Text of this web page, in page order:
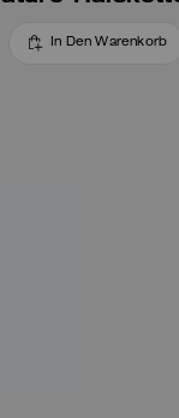
In Den Warenkorb